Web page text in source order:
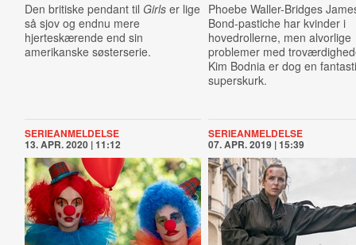
Den britiske pendant til Girls er lige
så sjov og endnu mere
hjerteskærende end sin
amerikanske søsterserie.
Phoebe Waller-Bridges
Bond-pastiche har kvinder i
hovedrollerne, men alvorlige
problemer med
Kim Bodnia er dog en
superskurk.
SERIEANMELDELSE
13. APR. 2020 | 11:12
SERIEANMELDELSE
07. APR. 2019 | 15:39